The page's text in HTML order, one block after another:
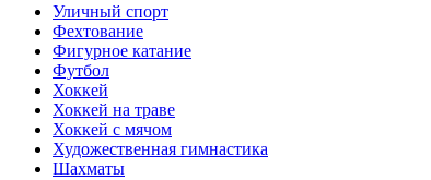
Уличный спорт
Фехтование
Фигурное катание
Футбол
Хоккей
Хоккей на траве
Хоккей с мячом
Художественная гимнастика
Шахматы